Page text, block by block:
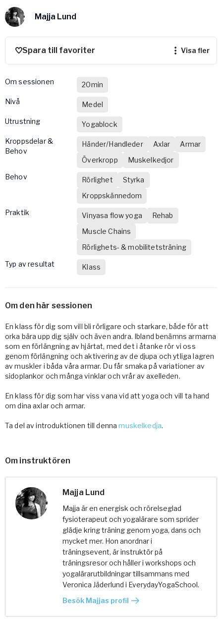
Vården – Yogobe Health & Care
Så stöttar Yogobe patienter, förskrivare och sjukvården
Fysisk aktivitet på recept
Pausa Smart
Yogobe för yogalärare
Hotell & Konferens
Majja Lund
Spara till favoriter visa fler
Om sessionen
20min
nivå
Medel
Utrustning
Yogablock
Kroppsdelar &
Behov
Händer/Handleder Axlar
Armar
Överkropp
Muskelkedjor
Behov
Rörlighet
Styrka
Kroppskännedom
Praktik
Vinyasa flow yoga
Rehab
Muscle Chains
Rörlighets- & mobilitetsträning
Typ av resultat
Klass
Om den här sessionen
En klass för dig som vill bli rörligare och starkare, både för att
orka bära upp dig själv och även andra. Ibland benämns armarna
som en förlängning av hjärtat, med det i åtanke rör vi oss
genom förlängning och aktivering av de djupa och ytliga lagren
av muskler i båda våra armar. Du får smaka på variationer av
sidoplankor och många vinklar och vrår av axelleden.
En klass för dig som har viss vana vid att yoga och vill ta hand
om dina axlar och armar.
Ta del av introduktionen till dennamuskelkedja.
Om instruktören
Majja Lund
Majja är en energisk och rörelseglad
fysioterapeut och yogalärare som sprider
glädje kring träning genom yoga, dans och
mycket mer. Hon anordnar i
träningsevent, är instruktör på
träningsresor och håller i workshops och
yogalärarutbildningar tillsammans med
Veronica Jäderlund i EverydayYogaSchool.
Besök Majjas profil